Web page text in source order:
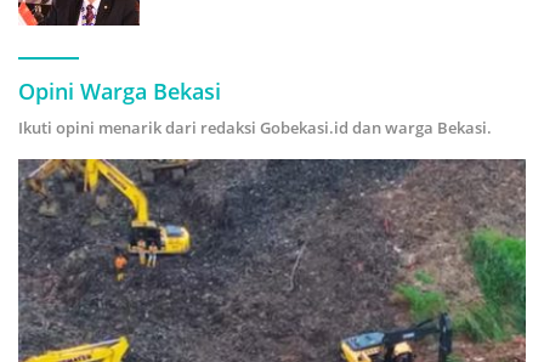
Opini Warga Bekasi
Ikuti opini menarik dari redaksi Gobekasi.id dan warga Bekasi.